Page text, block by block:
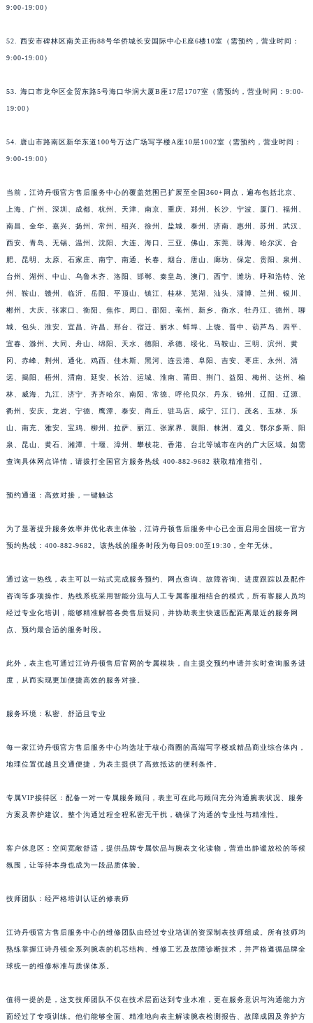
9:00-19:00）
52. 西安市碑林区南关正街88号华侨城长安国际中心E座6楼10室（需预约，营业时间：
9:00-19:00）
53. 海口市龙华区金贸东路5号海口华润大厦B座17层1707室（需预约，营业时间：9:00-
19:00）
54. 唐山市路南区新华东道100号万达广场写字楼A座10层1002室（需预约，营业时间：
9:00-19:00）
当前，江诗丹顿官方售后服务中心的覆盖范围已扩展至全国360+网点，遍布包括北京、
上海、广州、深圳、成都、杭州、天津、南京、重庆、郑州、长沙、宁波、厦门、福州、
南昌、金华、嘉兴、扬州、常州、绍兴、徐州、盐城、泰州、济南、惠州、苏州、武汉、
西安、青岛、无锡、温州、沈阳、大连、海口、三亚、佛山、东莞、珠海、哈尔滨、合
肥、昆明、太原、石家庄、南宁、南通、长春、烟台、唐山、廊坊、保定、贵阳、泉州、
台州、湖州、中山、乌鲁木齐、洛阳、邯郸、秦皇岛、澳门、西宁、潍坊、呼和浩特、沧
州、鞍山、赣州、临沂、岳阳、平顶山、镇江、桂林、芜湖、汕头、淄博、兰州、银川、
郴州、大庆、张家口、衡阳、焦作、周口、邵阳、亳州、新乡、衡水、牡丹江、德州、聊
城、包头、淮安、宜昌、许昌、邢台、宿迁、丽水、蚌埠、上饶、晋中、葫芦岛、四平、
宜春、滁州、大同、舟山、绵阳、天水、德阳、承德、绥化、马鞍山、三明、滨州、黄
冈、赤峰、荆州、通化、鸡西、佳木斯、黑河、连云港、阜阳、吉安、枣庄、永州、清
远、揭阳、梧州、渭南、延安、长治、运城、淮南、莆田、荆门、益阳、梅州、达州、榆
林、威海、九江、济宁、齐齐哈尔、南阳、常德、呼伦贝尔、丹东、锦州、辽阳、辽源、
衢州、安庆、龙岩、宁德、鹰潭、泰安、商丘、驻马店、咸宁、江门、茂名、玉林、乐
山、南充、雅安、宝鸡、柳州、拉萨、丽江、张家界、襄阳、株洲、遵义、鄂尔多斯、阳
泉、昆山、黄石、湘潭、十堰、漳州、攀枝花、香港、台北等城市在内的广大区域。如需
查询具体网点详情，请拨打全国官方服务热线 400-882-9682 获取精准指引。
预约通道：高效对接，一键触达
为了显著提升服务效率并优化表主体验，江诗丹顿售后服务中心已全面启用全国统一官方
预约热线：400-882-9682。该热线的服务时段为每日09:00至19:30，全年无休。
通过这一热线，表主可以一站式完成服务预约、网点查询、故障咨询、进度跟踪以及配件
咨询等多项操作。热线系统采用智能分流与人工专属客服相结合的模式，所有客服人员均
经过专业化培训，能够精准解答各类售后疑问，并协助表主快速匹配距离最近的服务网
点、预约最合适的服务时段。
此外，表主也可通过江诗丹顿售后官网的专属模块，自主提交预约申请并实时查询服务进
度，从而实现更加便捷高效的服务对接。
服务环境：私密、舒适且专业
每一家江诗丹顿官方售后服务中心均选址于核心商圈的高端写字楼或精品商业综合体内，
地理位置优越且交通便捷，为表主提供了高效抵达的便利条件。
专属VIP接待区：配备一对一专属服务顾问，表主可在此与顾问充分沟通腕表状况、服务
方案及养护建议。整个沟通过程全程私密无干扰，确保了沟通的专业性与精准性。
客户休息区：空间宽敞舒适，提供品牌专属饮品与腕表文化读物，营造出静谧放松的等候
氛围，让等待本身也成为一段品质体验。
技师团队：经严格培训认证的修表师
江诗丹顿官方售后服务中心的维修团队由经过专业培训的资深制表技师组成。所有技师均
熟练掌握江诗丹顿全系列腕表的机芯结构、维修工艺及故障诊断技术，并严格遵循品牌全
球统一的维修标准与质保体系。
值得一提的是，这支技师团队不仅在技术层面达到专业水准，更在服务意识与沟通能力方
面经过了专项训练。他们能够全面、精准地向表主解读腕表检测报告、故障成因及养护方